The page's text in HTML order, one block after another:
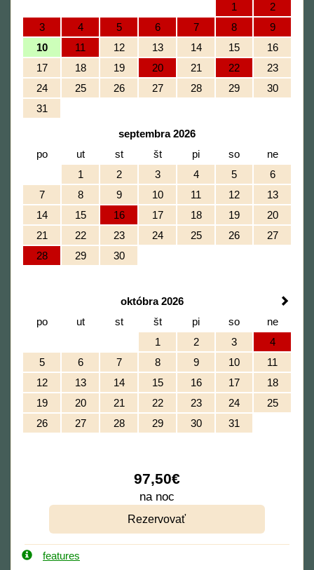
1
2
3
4 5 6 7 8
9
10
11 12 13 14 15
16
17
18 19 20 21 22
23
24
25 26 27 28 29
30
31
septembra 2026
po
ut st št pi so
ne
1
2 3 4 5
6
7
8 9 10 11 12
13
14
15 16 17 18 19
20
21
22 23 24 25 26
27
28
29 30
októbra 2026
po
ut st št pi so
ne
1
2 3
4
5
6 7 8 9 10
11
12
13 14 15 16 17
18
19
20 21 22 23 24
25
26
27 28 29 30 31
97,50€
na noc
features